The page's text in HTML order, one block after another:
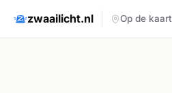
zwaailicht.nl Op de kaart